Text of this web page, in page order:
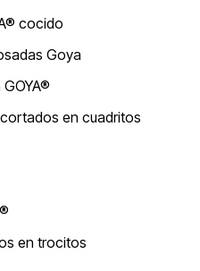
cocido
Goya
en cuadritos
en trocitos